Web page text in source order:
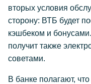
вторых условия
сторону: ВТБ будет
кэшбеком и
получит также
советами.
В банке полагают,